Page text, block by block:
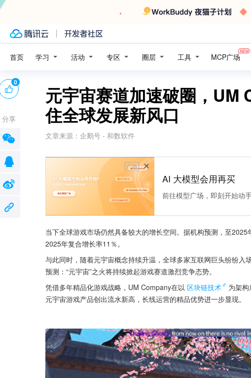
首页 学习 活动 专区 圈层 工具 MCP广场
元宇宙赛道加速破圈，UM
住全球发展新风口
文章来源： 企鹅号 - 和数软件
广告
AI 大模型会用再买
前往模型广场，即刻开始动
当下全球游戏市场仍然具备较大的增长空间。据机构预测，至
2025年复合增长率11％。
与此同时，随着元宇宙概念持续升温，全球多家互联网巨头纷纷
预测：“元宇宙”之火将持续掀起游戏赛道激烈竞争态势。
凭借多年精品化游戏战略，UM Company在以 区块链技术
为架
元宇宙游戏产品创出流水新高，长线运营的精品优势进一步显现。
0
分享